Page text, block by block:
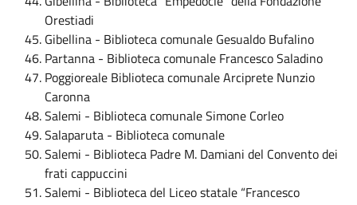
Orestiadi
Gibellina - Biblioteca comunale Gesualdo Bufalino
Partanna - Biblioteca comunale Francesco Saladino
Poggioreale Biblioteca comunale Arciprete Nunzio
Caronna
Salemi - Biblioteca comunale Simone Corleo
Salaparuta - Biblioteca comunale
Salemi - Biblioteca Padre M. Damiani del Convento dei
frati cappuccini
Salemi - Biblioteca del Liceo statale “Francesco